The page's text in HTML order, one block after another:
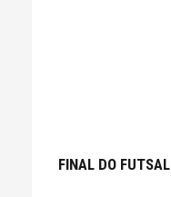
FINAL DO FUTSAL